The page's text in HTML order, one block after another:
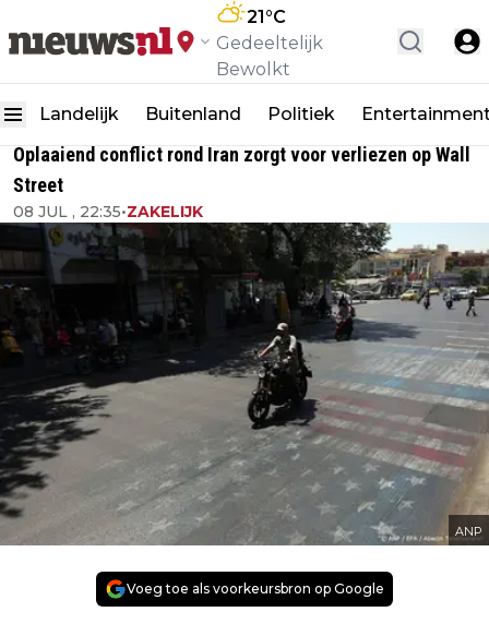
21°C
Gedeeltelijk
Bewolkt
Landelijk Buitenland Politiek
Oplaaiend conflict rond Iran zorgt voor verliezen op Wall
Street
08 JUL , 22:35•ZAKELIJK
ANP
Voeg toe als voorkeursbron op Google